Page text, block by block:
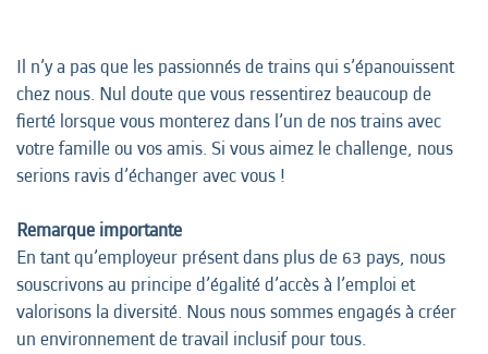
Il n’y a pas que les passionnés de trains qui s’épanouissent
chez nous. Nul doute que vous ressentirez beaucoup de
fierté lorsque vous monterez dans l’un de nos trains avec
votre famille ou vos amis. Si vous aimez le challenge, nous
serions ravis d’échanger avec vous !
Remarque importante
En tant qu’employeur présent dans plus de 63 pays, nous
souscrivons au principe d’égalité d’accès à l’emploi et
valorisons la diversité. Nous nous sommes engagés à créer
un environnement de travail inclusif pour tous.